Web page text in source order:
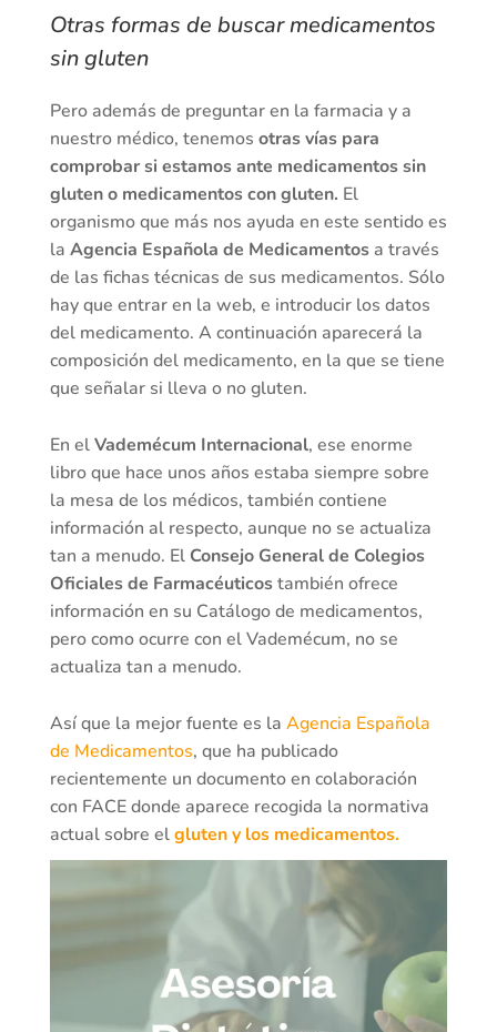
Otras formas de buscar medicamentos
sin gluten
Pero además de preguntar en la farmacia y a
nuestro médico, tenemos otras vías para
comprobar si estamos ante medicamentos sin
gluten o medicamentos con gluten. El
organismo que más nos ayuda en este sentido es
la Agencia Española de Medicamentosa través
de las fichas técnicas de sus medicamentos. Sólo
hay que entrar en la web, e introducir los datos
del medicamento. A continuación aparecerá la
composición del medicamento, en la que se tiene
que señalar si lleva o no gluten.
En elVademécum Internacional, ese enorme
libro que hace unos años estaba siempre sobre
la mesa de los médicos, también contiene
información al respecto, aunque no se actualiza
tan a menudo. ElConsejo General de Colegios
Oficiales de Farmacéuticostambién ofrece
información en su Catálogo de medicamentos,
pero como ocurre con el Vademécum, no se
actualiza tan a menudo.
Así que la mejor fuente es la Agencia Española
de Medicamentos, que ha publicado
recientemente un documento en colaboración
con FACE donde aparece recogida la normativa
actual sobre elgluten y los medicamentos.